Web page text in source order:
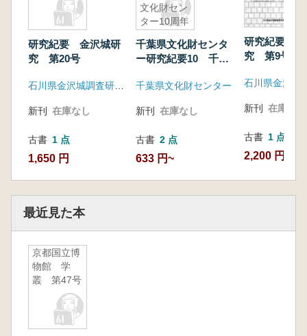
研究紀要 金沢城研
究 第20号
新刊 在庫なし
古書 1 点
1,650 円
文化財セン
ター10周年
千葉県文化財センタ
ー研究紀要10 千葉
周年記念論集
千葉県文化財センター
新刊 在庫なし
古書 2 点
633 円~
研究紀要 金
究 第9号
新刊 在庫なし
古書 1 点
2,200 円
最近見た本
京都国立博
物館 学
叢 第47号